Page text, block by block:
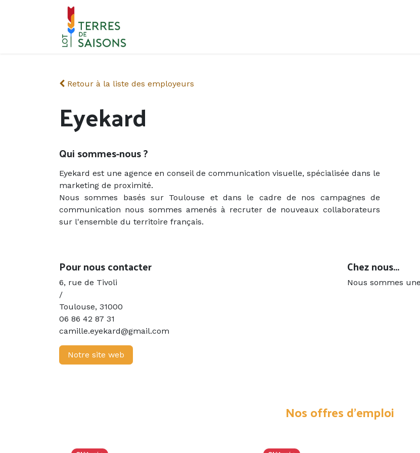
Se rendre au contenu
Retour à la liste des employeurs
Eyekard
Qui sommes-nous ?
Eyekard est une agence en conseil de communication visuelle, spécialisée dans le
marketing de proximité.
Nous sommes basés sur Toulouse et dans le cadre de nos campagnes de
communication nous sommes amenés à recruter de nouveaux collaborateurs
sur l'ensemble du territoire français.
Pour nous contacter
6, rue de Tivoli
/
Toulouse, 31000
06 86 42 87 31
camille.eyekard@gmail.com
Notre site web
Chez nous...
Nous sommes
Nos offres d'emploi